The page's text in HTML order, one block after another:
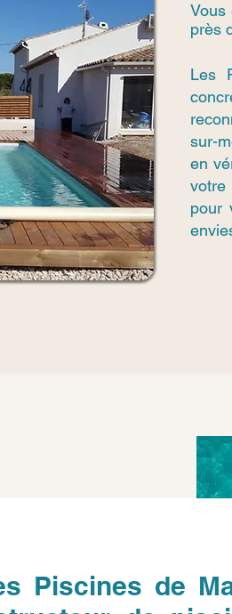
Vous
près
Les
sur-
en
votre
pour
Piscines de